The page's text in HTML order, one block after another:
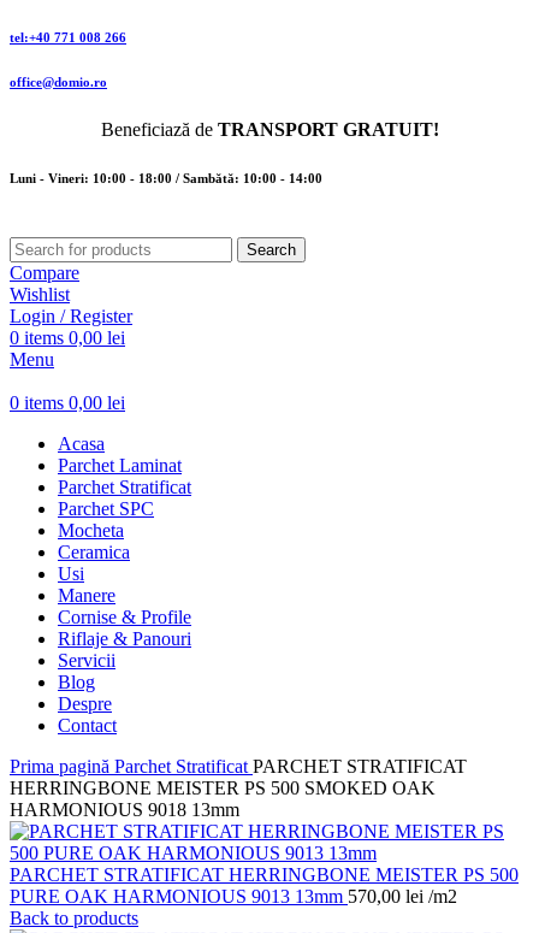
tel:+40 771 008 266
office@domio.ro
Beneficiază de TRANSPORT GRATUIT!
Luni - Vineri: 10:00 - 18:00 / Sambătă: 10:00 - 14:00
Search
Compare
Wishlist
Login / Register
0 items 0,00 lei
Menu
0 items 0,00 lei
Acasa
Parchet Laminat
Parchet Stratificat
Parchet SPC
Mocheta
Ceramica
Usi
Manere
Cornise & Profile
Riflaje & Panouri
Servicii
Blog
Despre
Contact
Prima pagină Parchet Stratificat PARCHET STRATIFICAT
HERRINGBONE MEISTER PS 500 SMOKED OAK
HARMONIOUS 9018 13mm
PARCHET STRATIFICAT HERRINGBONE MEISTER PS 500
PURE OAK HARMONIOUS 9013 13mm 570,00 lei /m2
Back to products